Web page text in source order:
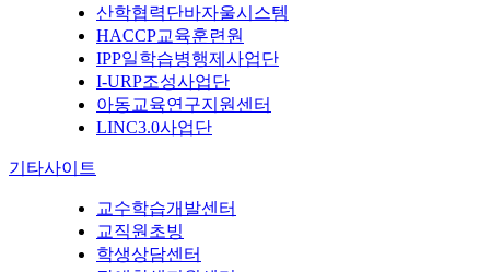
산학협력단바자울시스템
HACCP교육훈련원
IPP일학습병행제사업단
I-URP조성사업단
아동교육연구지원센터
LINC3.0사업단
기타사이트
교수학습개발센터
교직원초빙
학생상담센터